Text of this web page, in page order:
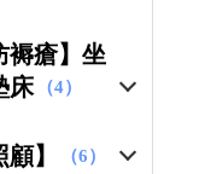
褥瘡】坐
床
（4）
顧】 （6）